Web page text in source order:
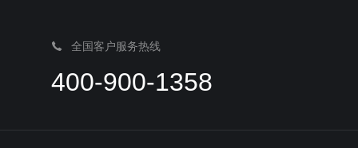
全国客户服务热线
400-900-1358